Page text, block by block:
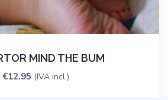
MIND THE BUM
€12.95 (IVA incl.)